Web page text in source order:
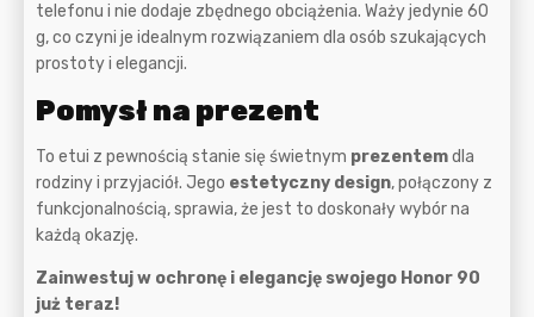
telefonu i nie dodaje zbędnego obciążenia. Waży jedynie 60
g, co czyni je idealnym rozwiązaniem dla osób szukających
prostoty i elegancji.
Pomysł na prezent
To etui z pewnością stanie się świetnym prezentemdla
rodziny i przyjaciół. Jego estetyczny design, połączony z
funkcjonalnością, sprawia, że jest to doskonały wybór na
każdą okazję.
Zainwestuj w ochronę i elegancję swojego Honor 90
już teraz!